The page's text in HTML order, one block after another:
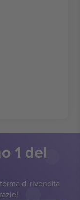
1 del
di rivendita